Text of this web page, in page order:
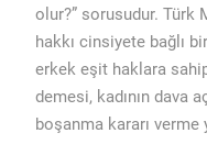
olur?” sorusudur. Türk
hakkı cinsiyete bağlı
erkek eşit haklara
demesi, kadının dava
boşanma kararı